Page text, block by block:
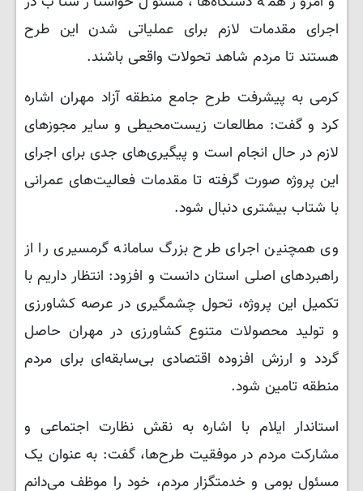
اجرای مقدمات لازم برای عملیاتی شدن این طرح
هستند تا مردم شاهد تحولات واقعی باشند.
کرمی به پیشرفت طرح جامع منطقه آزاد مهران اشاره
کرد و گفت: مطالعات زیست‌محیطی و سایر مجوزهای
لازم در حال انجام است و پیگیری‌های جدی برای اجرای
این پروژه صورت گرفته تا مقدمات فعالیت‌های عمرانی
با شتاب بیشتری دنبال شود.
وی همچنین اجرای طرح بزرگ سامانه گرمسیری را از
راهبردهای اصلی استان دانست و افزود: انتظار داریم با
تکمیل این پروژه، تحول چشمگیری در عرصه کشاورزی
و تولید محصولات متنوع کشاورزی در مهران حاصل
گردد و ارزش افزوده اقتصادی بی‌سابقه‌ای برای مردم
منطقه تامین شود.
استاندار ایلام با اشاره به نقش نظارت اجتماعی و
مشارکت مردم در موفقیت طرح‌ها، گفت: به عنوان یک
مسئول بومی و خدمتگزار مردم، خود را موظف می‌دانم